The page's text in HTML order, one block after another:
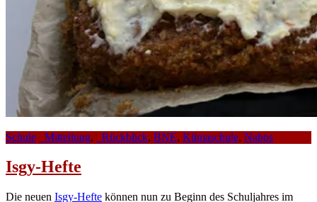
Schule _Mitteilung, _Rückblick, BNE, Klimaschule, Nabos
Isgy-Hefte
Die neuen Isgy-Hefte können nun zu Beginn des Schuljahres im